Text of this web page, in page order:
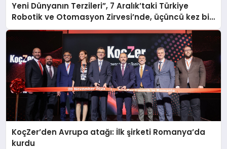
Yeni Dünyanın Terzileri”, 7 Aralık’taki Türkiye
Robotik ve Otomasyon Zirvesi’nde, üçüncü kez bir
araya geliyor
KoçZer’den Avrupa atağı: İlk şirketi Romanya’da
kurdu